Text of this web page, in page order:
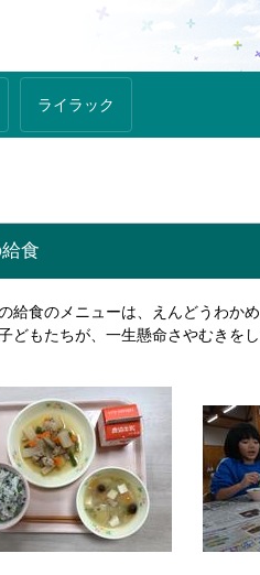
ライラック
食
給食のメニューは、えんどうわか
どもたちが、一生懸命さやむきを